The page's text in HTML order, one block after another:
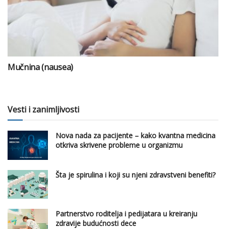
Mučnina (nausea)
Vesti i zanimljivosti
Nova nada za pacijente – kako kvantna medicina
otkriva skrivene probleme u organizmu
Šta je spirulina i koji su njeni zdravstveni benefiti?
Partnerstvo roditelja i pedijatara u kreiranju
zdravije budućnosti dece